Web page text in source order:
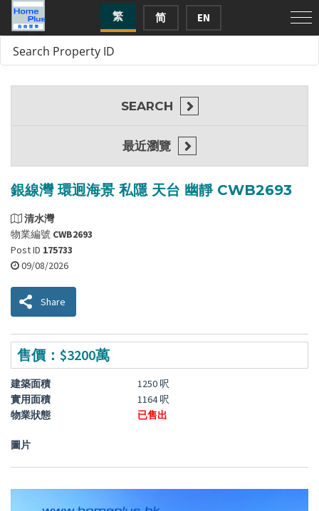
繁 简 EN
銀線灣 環迥海景 私隱 天台 幽靜 CWB2693
清水灣
物業編號 CWB2693
Post ID 175733
09/08/2026
Share
售價：$3200萬
建築面積
1250 呎
實用面積
1164 呎
物業狀態
已售出
圖片
SEARCH
最近瀏覽